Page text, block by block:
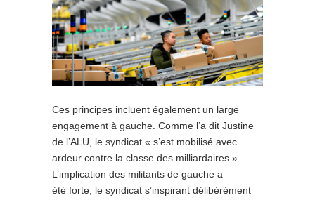
Ces principes incluent également un large
engagement à gauche. Comme l’a dit Justine
de l’ALU, le syndicat « s’est mobilisé avec
ardeur contre la classe des milliardaires ».
L’implication des militants de gauche a
été forte, le syndicat s’inspirant délibérément